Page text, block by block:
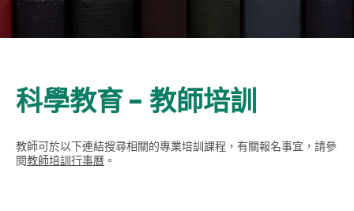
科學教育 - 教師培訓
教師可於以下連結搜尋相關的專業培訓課程，有關報名事宜，請參
閱教師培訓行事曆 。